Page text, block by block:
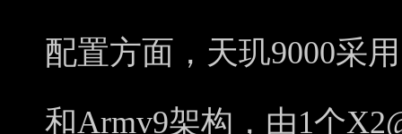
配置方面，天玑9000采
和Armv9架构，由1个